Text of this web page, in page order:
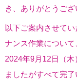
き、ありがとうござ
以下ご案内させて
ナンス作業について
2024年9月12日（木
ましたがすべて完了